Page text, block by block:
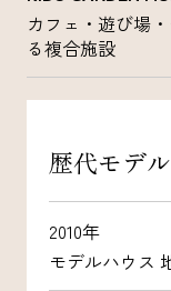
カフェ・遊び場
る複合施設
歴代モデ
2010年
モデルハウス